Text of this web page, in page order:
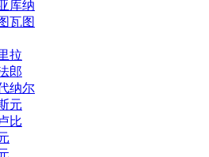
库纳
瓦图
拉
郎
纳尔
元
比